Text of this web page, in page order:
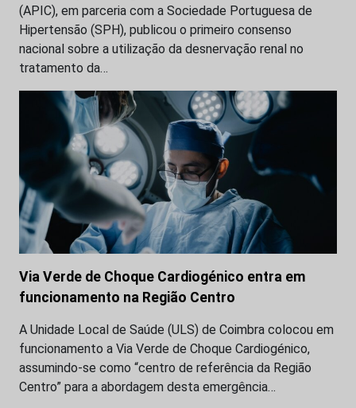
(APIC), em parceria com a Sociedade Portuguesa de
Hipertensão (SPH), publicou o primeiro consenso
nacional sobre a utilização da desnervação renal no
tratamento da…
Via Verde de Choque Cardiogénico entra em
funcionamento na Região Centro
A Unidade Local de Saúde (ULS) de Coimbra colocou em
funcionamento a Via Verde de Choque Cardiogénico,
assumindo-se como “centro de referência da Região
Centro” para a abordagem desta emergência…